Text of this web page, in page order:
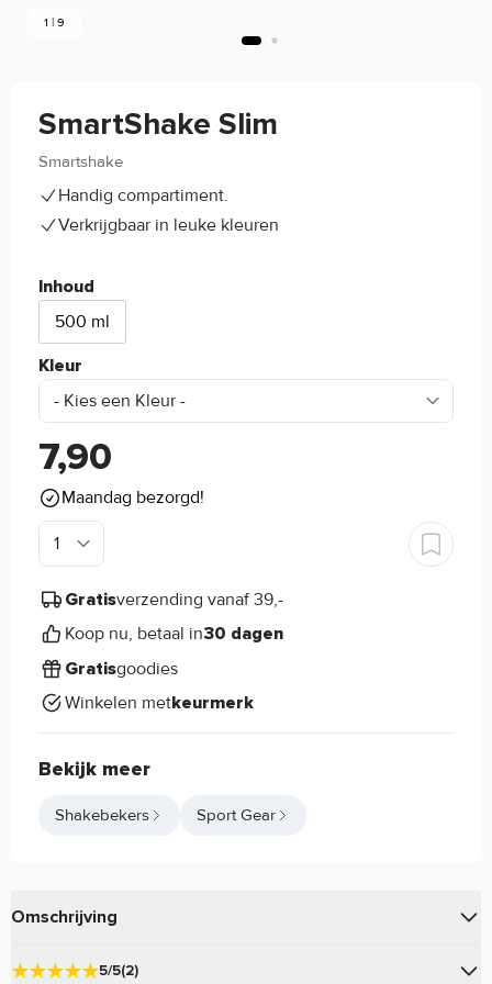
1 | 9
SmartShake Slim
Smartshake
Handig compartiment.
Verkrijgbaar in leuke kleuren
Inhoud
500 ml
Kleur
7,90
Maandag bezorgd!
Gratisverzending vanaf 39,-
Koop nu, betaal in30 dagen
Gratisgoodies
Winkelen metkeurmerk
Bekijk meer
Shakebekers Sport Gear
Omschrijving
DeSmartShake Slim
5/5(2)